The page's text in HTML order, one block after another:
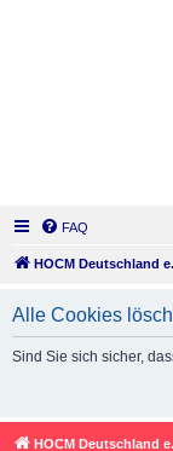
FAQ
HOCM Deutschland
Alle Cookies
Sind Sie sich sicher,
HOCM Deutschland